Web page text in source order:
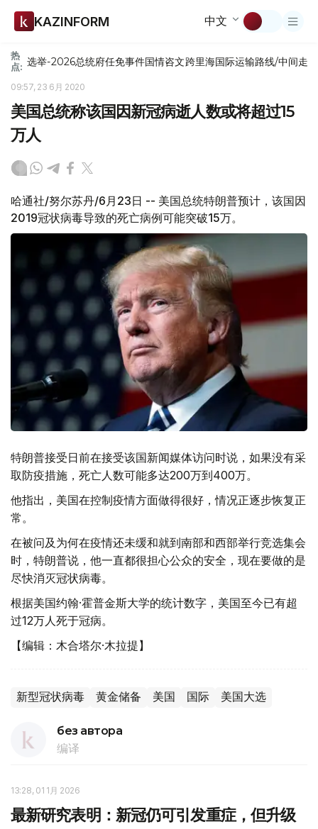
KAZINFORM 中文
热
点: 选举-2026总统府任免事件国情咨文跨里海国际运输路线/中间走廊
09:57, 23 6月 2020
美国总统称该国因新冠病逝人数或将超过15
万人
哈通社/努尔苏丹/6月23日 -- 美国总统特朗普预计，该国因
2019冠状病毒导致的死亡病例可能突破15万。
特朗普接受日前在接受该国新闻媒体访问时说，如果没有采
取防疫措施，死亡人数可能多达200万到400万。
他指出，美国在控制疫情方面做得很好，情况正逐步恢复正
常。
在被问及为何在疫情还未缓和就到南部和西部举行竞选集会
时，特朗普说，他一直都很担心公众的安全，现在要做的是
尽快消灭冠状病毒。
根据美国约翰·霍普金斯大学的统计数字，美国至今已有超
过12万人死于冠病。
【编辑：木合塔尔·木拉提】
新型冠状病毒 黄金储备 美国 国际 美国大选
без автора
编译
13:28, 01 1月 2026
最新研究表明：新冠仍可引发重症，但升级